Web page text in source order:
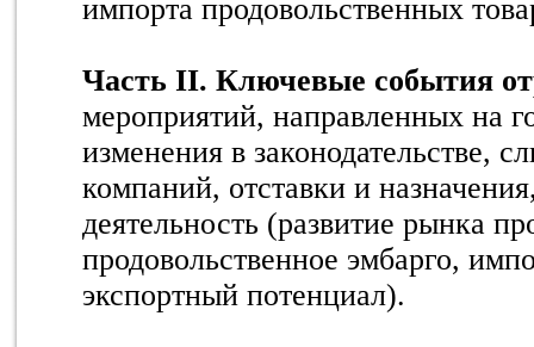
импорта продовольственных
Часть II. Ключевые события
мероприятий, направленных на
изменения в законодательстве,
компаний, отставки и
деятельность (развитие рынка
продовольственное эмбарго,
экспортный потенциал).